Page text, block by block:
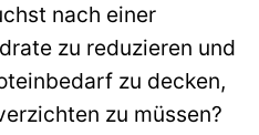
nach einer
zu reduzieren und
zu decken,
zu müssen?